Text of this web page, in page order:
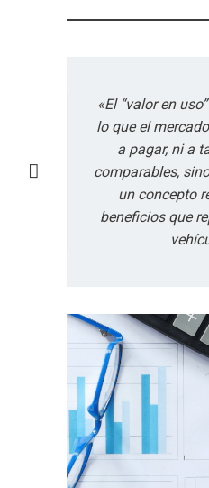
«El “valor en
lo que el
a pagar, ni a
comparables,
un concepto
beneficios que